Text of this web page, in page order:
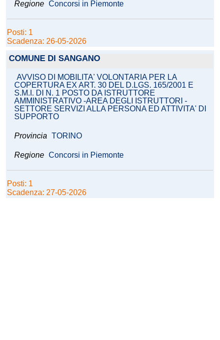
Regione Concorsi in Piemonte
Posti: 1
Scadenza: 26-05-2026
COMUNE DI SANGANO
AVVISO DI MOBILITA' VOLONTARIA PER LA
COPERTURA EX ART. 30 DEL D.LGS. 165/2001 E
S.M.I. DI N. 1 POSTO DA ISTRUTTORE
AMMINISTRATIVO -AREA DEGLI ISTRUTTORI -
SETTORE SERVIZI ALLA PERSONA ED ATTIVITA' DI
SUPPORTO
Provincia TORINO
Regione Concorsi in Piemonte
Posti: 1
Scadenza: 27-05-2026